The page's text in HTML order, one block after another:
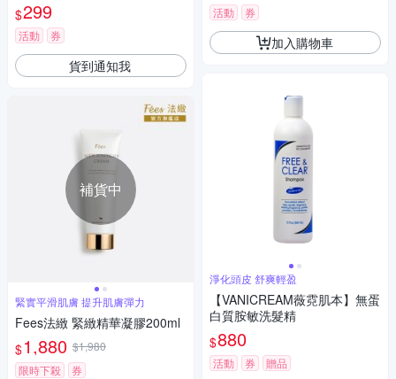
$299
活動 券
貨到通知我
補貨中
緊實平滑肌膚 提升肌膚彈力
Fees法緻 緊緻精華凝膠200ml
$1,880 $1,980
限時下殺
券
活動 券
加入購物車
淨化頭皮 舒爽輕盈
【VANICREAM薇霓肌本】無蛋
白質胺敏洗髮精
$880
活動 券 贈品